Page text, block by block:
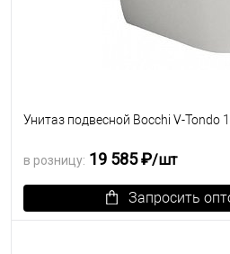
Унитаз подвесной Bocchi V-Tondo
в розницу: 19 585 ₽/шт
Запросить